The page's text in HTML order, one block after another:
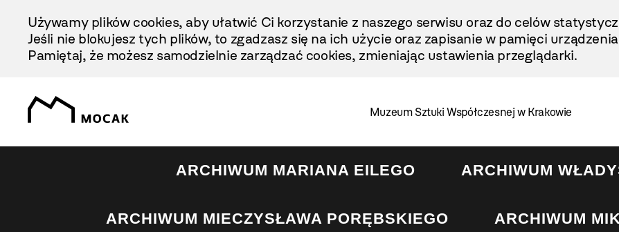
Treści
Używamy plików cookies, aby ułatwić Ci korzystanie z naszego serwisu oraz do celów
Jeśli nie blokujesz tych plików, to zgadzasz się na ich użycie oraz zapisanie w pamięci
Pamiętaj, że możesz samodzielnie zarządzać cookies, zmieniając ustawienia przeglądarki.
Muzeum Sztuki Współczesnej w Krakowie
ARCHIWUM MARIANA EILEGO ARCHIWUM
ARCHIWUM MIECZYSŁAWA PORĘBSKIEGO ARCHIWUM